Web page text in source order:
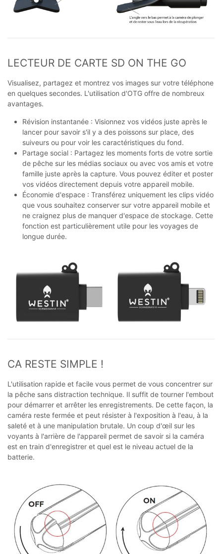
LECTEUR DE CARTE SD ON THE GO
Visualisez, partagez et montrez vos images sur votre téléphone
en quelques secondes. L'utilisation d'OTG offre de nombreux
avantages.
Révision instantanée : Visionnez vos vidéos juste après le
lancer pour savoir s'il y a des poissons sur place, des
suiveurs ou pour voir les caractéristiques du fond.
Partage social : Partagez les moments forts de votre sortie
de pêche sur les médias sociaux ou avec vos amis et votre
famille juste après la capture. Vous pouvez éditer et poster
vos vidéos directement depuis votre appareil mobile.
Économie d'espace : Transférez uniquement les clips vidéo
que vous souhaitez conserver sur votre appareil mobile et
ne craignez plus de manquer d'espace de stockage. Cette
fonction est particulièrement utile pour les voyages de
longue durée.
CA RESTE SIMPLE !
L'utilisation rapide et facile vous permet de vous concentrer sur
la pêche sans distraction technique. Il suffit de tourner l'embout
pour démarrer et arrêter les enregistrements. De cette façon, la
caméra reste fermée et peut résister à l'exposition à l'eau, à la
saleté et à une manipulation brutale. Un coup d'œil sur les
voyants à l'arrière de l'appareil permet de savoir si la caméra
est en train d'enregistrer et quel est le niveau actuel de la
batterie.